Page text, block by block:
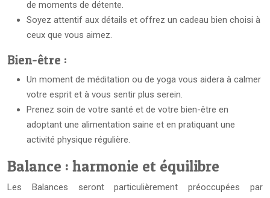
de moments de détente.
Soyez attentif aux détails et offrez un cadeau bien choisi à
ceux que vous aimez.
Bien-être :
Un moment de méditation ou de yoga vous aidera à calmer
votre esprit et à vous sentir plus serein.
Prenez soin de votre santé et de votre bien-être en
adoptant une alimentation saine et en pratiquant une
activité physique régulière.
Balance : harmonie et équilibre
Les Balances seront particulièrement préoccupées par